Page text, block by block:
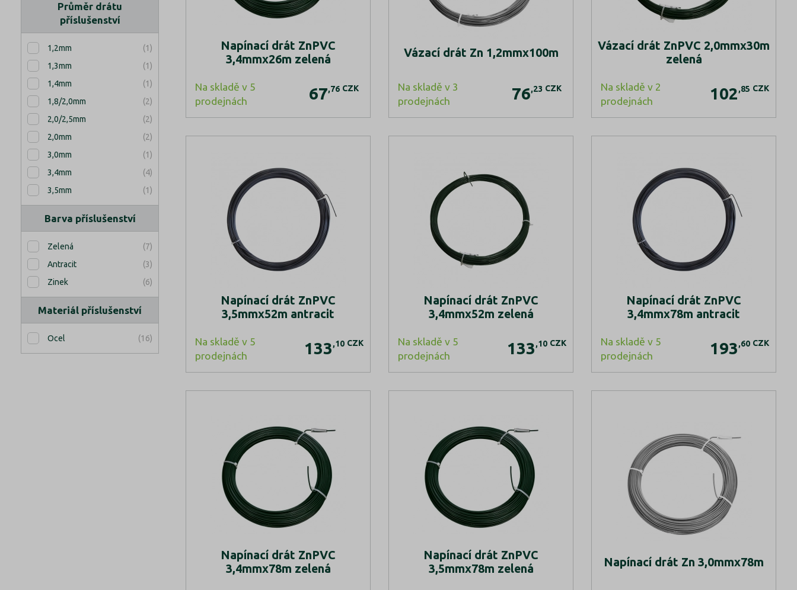
Průměr drátu
příslušenství
1,2mm
(1)
1,3mm
(1)
1,4mm
(1)
1,8/2,0mm
(2)
2,0/2,5mm
(2)
2,0mm
(2)
3,0mm
(1)
3,4mm
(4)
3,5mm
(1)
Barva příslušenství
Zelená
(7)
Antracit
(3)
Zinek
(6)
Materiál příslušenství
Ocel (16)
Napínací drát ZnPVC
3,4mmx26m zelená
Na skladě v 5
prodejnách
67,76 CZK
Vázací drát Zn 1,2mmx100m
Na skladě v 3
prodejnách
76,23 CZK
Vázací drát ZnPVC 2,0mmx30m
zelená
Na skladě v 2
prodejnách
102,85 CZK
Napínací drát ZnPVC
3,5mmx52m antracit
Na skladě v 5
prodejnách
133,10 CZK
Napínací drát ZnPVC
3,4mmx52m zelená
Na skladě v 5
prodejnách
133,10 CZK
Napínací drát ZnPVC
3,4mmx78m antracit
Na skladě v 5
prodejnách
193,60 CZK
Napínací drát ZnPVC
3,4mmx78m zelená
Napínací drát ZnPVC
3,5mmx78m zelená
Napínací drát Zn 3,0mmx78m